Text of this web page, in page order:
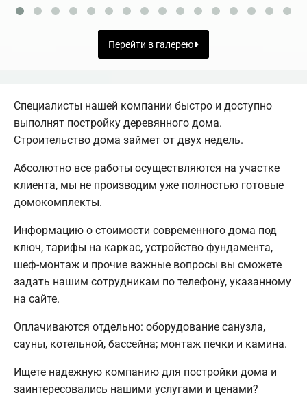
Перейти в галерею
Специалисты нашей компании быстро и доступно
выполнят постройку деревянного дома.
Строительство дома займет от двух недель.
Абсолютно все работы осуществляются на участке
клиента, мы не производим уже полностью готовые
домокомплекты.
Информацию о стоимости современного дома под
ключ, тарифы на каркас, устройство фундамента,
шеф-монтаж и прочие важные вопросы вы сможете
задать нашим сотрудникам по телефону, указанному
на сайте.
Оплачиваются отдельно: оборудование санузла,
сауны, котельной, бассейна; монтаж печки и камина.
Ищете надежную компанию для постройки дома и
заинтересовались нашими услугами и ценами?